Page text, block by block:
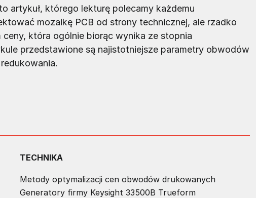
artykuł, którego lekturę polecamy każdemu
mozaikę PCB od strony technicznej, ale rzadko
która ogólnie biorąc wynika ze stopnia
przedstawione są najistotniejsze parametry obwodów
TECHNIKA
Metody optymalizacji cen obwodów drukowanych
Generatory firmy Keysight 33500B Trueform